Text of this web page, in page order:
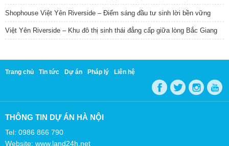
Shophouse Việt Yên Riverside – Điểm sáng đầu tư sinh lời bền vững
Việt Yên Riverside – Khu đô thị sinh thái đẳng cấp giữa lòng Bắc Giang
Trang chủ Tin tức Dự án Pháp lý Liên hệ
THÔNG TIN DỰ ÁN HÀ NỘI
Tel: 0986 866 790
Website: www.land24h.net